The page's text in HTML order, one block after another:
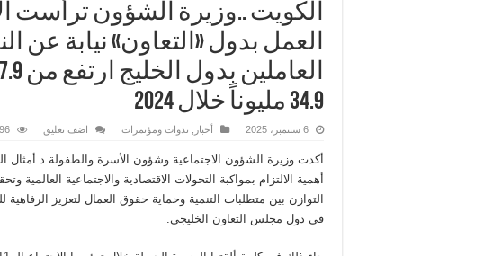
العمل بدول «التعاون» نيابة عن
34.9 مليوناً خلال 2024
6 سبتمبر، 2025 أخبار ندوات ومؤتمرات اضف تعليق 996
أكدت وزيرة الشؤون الاجتماعية وشؤون الأسرة والطفولة د.أمثال
أهمية الالتزام بمواكبة التحولات الاقتصادية والاجتماعية العالمية
التوازن بين متطلبات التنمية وحماية حقوق العمال لتعزيز الرفاهية
في دول مجلس التعاون الخليجي.